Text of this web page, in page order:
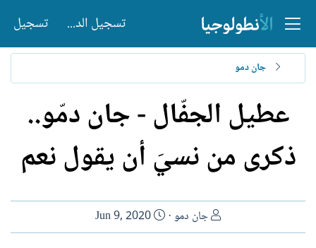
تسجيل الدخول تسجيل
جان دمو
عطيل الجفّال - جان دمّو..
ذكرى من نسيَ أن يقول نعم
ا
ل
جان دمو
ت
ا
Jun 9, 2020